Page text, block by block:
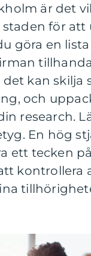
är det
för att
göra en
kan skilja
och
research.
En hög
ett tecken